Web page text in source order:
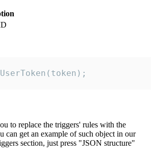
to replace the triggers' rules with the
can get an example of such object in our
section, just press "JSON structure"